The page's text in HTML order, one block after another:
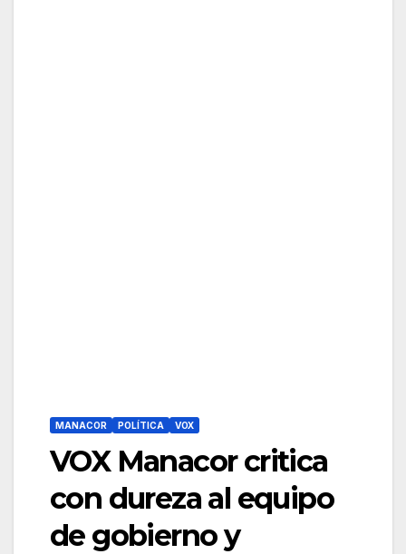
MANACOR POLÍTICA VOX
VOX Manacor critica
con dureza al equipo
de gobierno y